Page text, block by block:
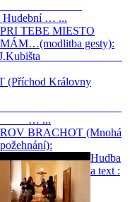
Hudební … ...
PRI TEBE MIESTO
MÁM…(modlitba gesty):
J.Kubišta
(Příchod Královny
… ...
ROV BRACHOT (Mnohá
požehnání):
Hudba
a text :